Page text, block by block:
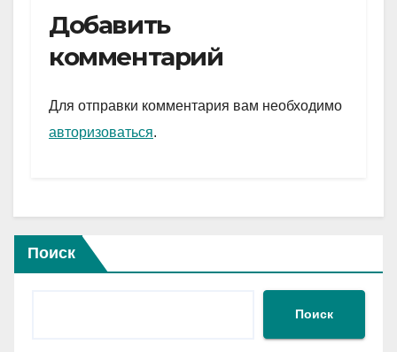
e
gr
a
m
er
s
A
p
и
Добавить
комментарий
Для отправки комментария вам необходимо
авторизоваться.
Поиск
Поиск